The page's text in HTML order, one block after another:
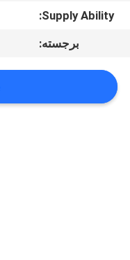
بگیرید
Supply Ability:
برجسته: